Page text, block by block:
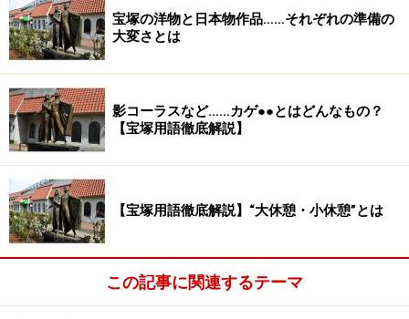
宝塚の洋物と日本物作品……それぞれの準備の
大変さとは
影コーラスなど……カゲ●●とはどんなもの？
【宝塚用語徹底解説】
【宝塚用語徹底解説】“大休憩・小休憩”とは
この記事に関連するテーマ